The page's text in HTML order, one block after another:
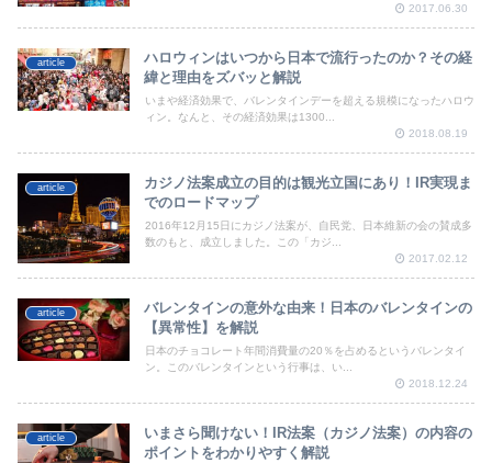
2017.06.30
article
ハロウィンはいつから日本で流行ったのか？その経
緯と理由をズバッと解説
いまや経済効果で、バレンタインデーを超える規模になったハロウ
ィン。なんと、その経済効果は1300...
2018.08.19
article
カジノ法案成立の目的は観光立国にあり！IR実現ま
でのロードマップ
2016年12月15日にカジノ法案が、自民党、日本維新の会の賛成多
数のもと、成立しました。この「カジ...
2017.02.12
article
バレンタインの意外な由来！日本のバレンタインの
【異常性】を解説
日本のチョコレート年間消費量の20％を占めるというバレンタイ
ン。このバレンタインという行事は、い...
2018.12.24
article
いまさら聞けない！IR法案（カジノ法案）の内容の
ポイントをわかりやすく解説